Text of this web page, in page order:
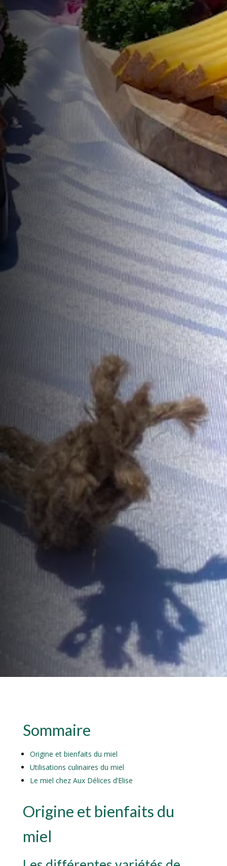
Sommaire
Origine et bienfaits du miel
Utilisations culinaires du miel
Le miel chez Aux Délices d’Elise
Origine et bienfaits du
miel